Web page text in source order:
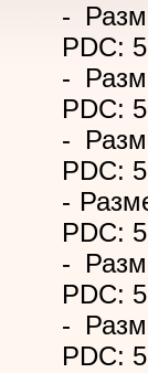
-
PDC:
-
PDC:
-
PDC:
-
PDC:
-
PDC:
-
PDC: